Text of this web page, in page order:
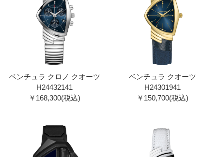
ベンチュラ クロノ クオーツ
H24432141
￥168,300(税込)
ベンチュラ クオーツ
H24301941
￥150,700(税込)